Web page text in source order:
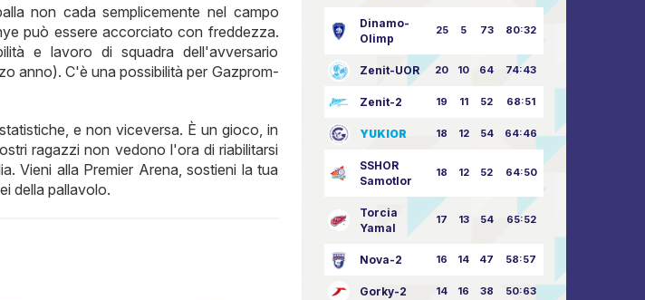
non cada semplicemente nel campo
può essere accorciato con freddezza.
e lavoro di squadra dell'avversario
anno). C'è una possibilità per Gazprom-
e non viceversa. È un gioco, in
ragazzi non vedono l'ora di riabilitarsi
Vieni alla Premier Arena, sostieni la tua
della pallavolo.
Dinamo-
Olimp
25 5 73 80:32
Zenit-UOR 20 10 64 74:43
Zenit-2 19 11 52 68:51
YUKIOR 18 12 54 64:46
SSHOR
Samotlor
18 12 52 64:50
Torcia
Yamal
17 13 54 65:52
Nova-2 16 14 47 58:57
Gorky-2 14 16 38 50:63